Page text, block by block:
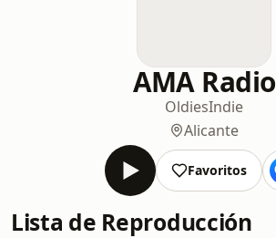
AMA Radio
OldiesIndie
Alicante
Favoritos
Lista de Reproducción